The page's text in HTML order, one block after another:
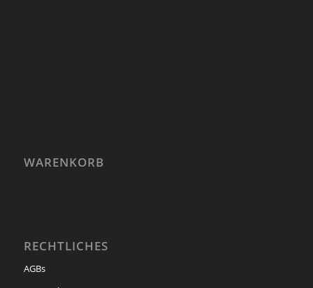
WARENKORB
RECHTLICHES
AGBs